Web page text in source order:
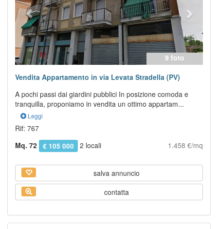
9 foto
Vendita Appartamento in via Levata Stradella (PV)
A pochi passi dai giardini pubblici In posizione comoda e
tranquilla, proponiamo in vendita un ottimo appartam...
Leggi
Rif: 767
Mq. 72
€ 105 000 2 locali 1.458 €/mq
salva annuncio
contatta